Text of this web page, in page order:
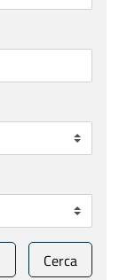
Cerca